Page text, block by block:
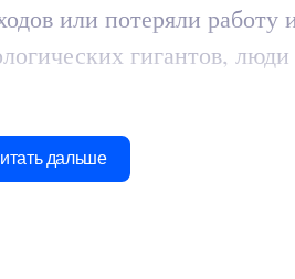
или потеряли работу
гигантов,
дальше